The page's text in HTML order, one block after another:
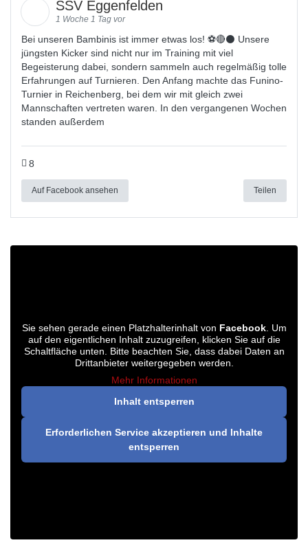
SSV Eggenfelden
1 Woche 1 Tag vor
Bei unseren Bambinis ist immer etwas los! ⚽️🔴⚫ Unsere
jüngsten Kicker sind nicht nur im Training mit viel
Begeisterung dabei, sondern sammeln auch regelmäßig tolle
Erfahrungen auf Turnieren. Den Anfang machte das Funino-
Turnier in Reichenberg, bei dem wir mit gleich zwei
Mannschaften vertreten waren. In den vergangenen Wochen
standen außerdem
8
Auf Facebook ansehen Teilen
Sie sehen gerade einen Platzhalterinhalt von Facebook. Um
auf den eigentlichen Inhalt zuzugreifen, klicken Sie auf die
Schaltfläche unten. Bitte beachten Sie, dass dabei Daten an
Drittanbieter weitergegeben werden.
Mehr Informationen
Inhalt entsperren
Erforderlichen Service akzeptieren und Inhalte
entsperren